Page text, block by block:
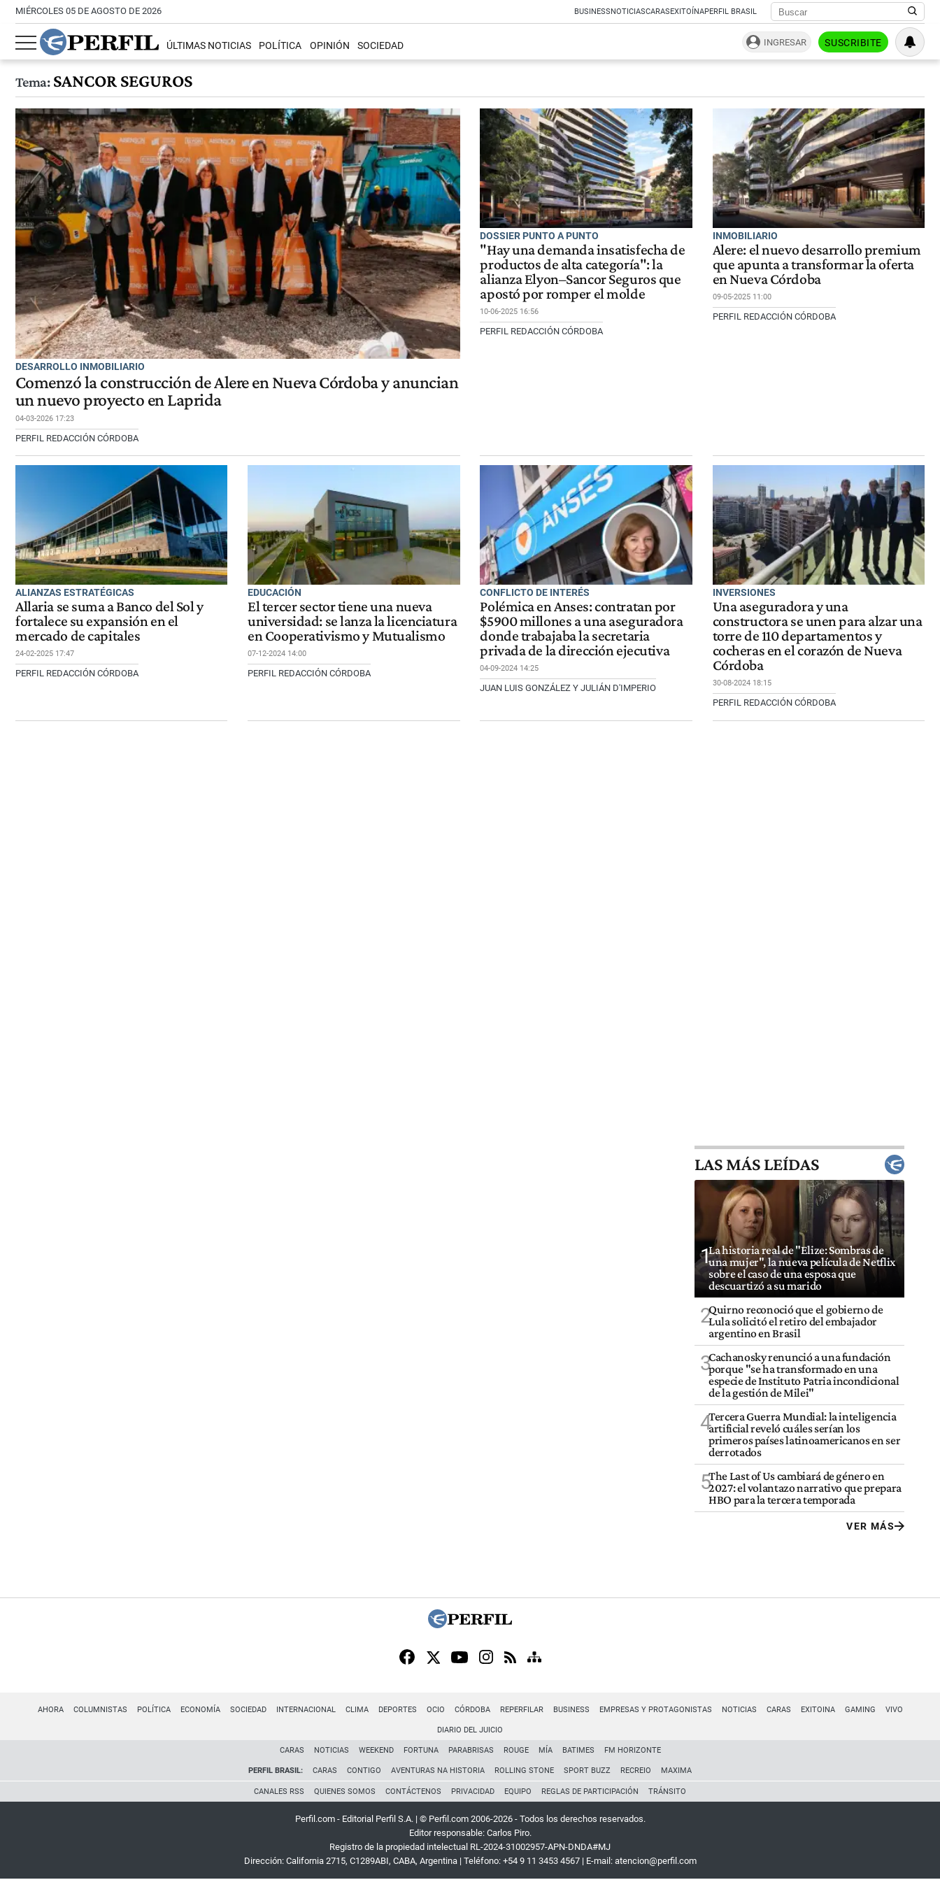
MIÉRCOLES 05 DE AGOSTO DE 2026 BUSINESSNOTICIASCARASEXITOÍNAPERFIL BRASIL
ÚLTIMAS NOTICIAS POLÍTICA OPINIÓN SOCIEDAD INGRESAR SUSCRIBITE
Tema:SANCOR SEGUROS
DESARROLLO INMOBILIARIO
Comenzó la construcción de Alere en Nueva Córdoba y anuncian
un nuevo proyecto en Laprida
04-03-2026 17:23
PERFIL REDACCIÓN CÓRDOBA
DOSSIER PUNTO A PUNTO
"Hay una demanda insatisfecha de
productos de alta categoría": la
alianza Elyon–Sancor Seguros que
apostó por romper el molde
10-06-2025 16:56
PERFIL REDACCIÓN CÓRDOBA
INMOBILIARIO
Alere: el nuevo desarrollo premium
que apunta a transformar la oferta
en Nueva Córdoba
09-05-2025 11:00
PERFIL REDACCIÓN CÓRDOBA
ALIANZAS ESTRATÉGICAS
Allaria se suma a Banco del Sol y
fortalece su expansión en el
mercado de capitales
24-02-2025 17:47
PERFIL REDACCIÓN CÓRDOBA
EDUCACIÓN
El tercer sector tiene una nueva
universidad: se lanza la licenciatura
en Cooperativismo y Mutualismo
07-12-2024 14:00
PERFIL REDACCIÓN CÓRDOBA
CONFLICTO DE INTERÉS
Polémica en Anses: contratan por
$5900 millones a una aseguradora
donde trabajaba la secretaria
privada de la dirección ejecutiva
04-09-2024 14:25
JUAN LUIS GONZÁLEZ Y JULIÁN D'IMPERIO
INVERSIONES
Una aseguradora y una
constructora se unen para alzar una
torre de 110 departamentos y
cocheras en el corazón de Nueva
Córdoba
30-08-2024 18:15
PERFIL REDACCIÓN CÓRDOBA
LAS MÁS LEÍDAS
1La historia real de "Elize: Sombras de
una mujer", la nueva película de Netflix
sobre el caso de una esposa que
descuartizó a su marido
2Quirno reconoció que el gobierno de
Lula solicitó el retiro del embajador
argentino en Brasil
3Cachanosky renunció a una fundación
porque "se ha transformado en una
especie de Instituto Patria incondicional
de la gestión de Milei"
4Tercera Guerra Mundial: la inteligencia
artificial reveló cuáles serían los
primeros países latinoamericanos en ser
derrotados
5The Last of Us cambiará de género en
2027: el volantazo narrativo que prepara
HBO para la tercera temporada
VER MÁS
AHORA COLUMNISTAS POLÍTICA ECONOMÍA SOCIEDAD INTERNACIONAL CLIMA DEPORTES OCIO CÓRDOBA REPERFILAR BUSINESS EMPRESAS Y PROTAGONISTAS NOTICIAS CARAS EXITOINA GAMING VIVO
DIARIO DEL JUICIO
CARAS NOTICIAS WEEKEND FORTUNA PARABRISAS ROUGE MÍA BATIMES FM HORIZONTE
PERFIL BRASIL: CARAS CONTIGO AVENTURAS NA HISTORIA ROLLING STONE SPORT BUZZ RECREIO MAXIMA
CANALES RSS QUIENES SOMOS CONTÁCTENOS PRIVACIDAD EQUIPO REGLAS DE PARTICIPACIÓN TRÁNSITO
Perfil.com - Editorial Perfil S.A.| © Perfil.com 2006-2026 - Todos los derechos reservados.
Editor responsable: Carlos Piro.
Registro de la propiedad intelectual RL-2024-31002957-APN-DNDA#MJ
Dirección: California 2715, C1289ABI, CABA, Argentina| Teléfono: +54 9 11 3453 4567| E-mail: atencion@perfil.com